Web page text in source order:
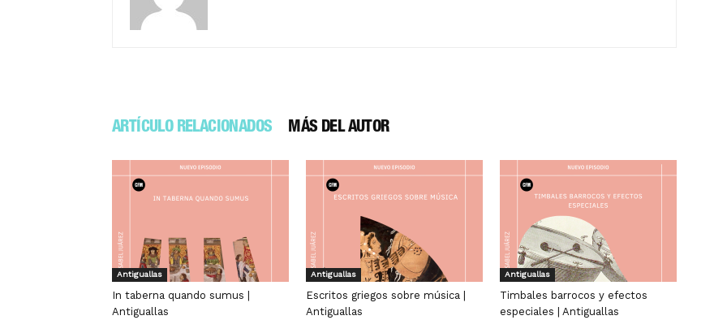
ARTÍCULO RELACIONADOS MÁS DEL AUTOR
Antiguallas
In taberna quando sumus |
Antiguallas
Antiguallas
Escritos griegos sobre música |
Antiguallas
Antiguallas
Timbales barrocos y efectos
especiales | Antiguallas